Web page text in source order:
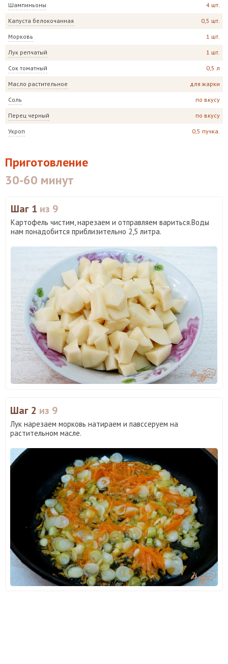
Шампиньоны 4 шт.
Капуста белокочанная 0,5 шт.
Морковь 1 шт.
Лук репчатый 1 шт.
Сок томатный 0,5 л
Масло растительное для жарки
Соль по вкусу
Перец черный по вкусу
Укроп 0,5 пучка.
Приготовление
30-60 минут
Шаг 1 из 9
Картофель чистим, нарезаем и отправляем вариться.Воды
нам понадобится приблизительно 2,5 литра.
Шаг 2 из 9
Лук нарезаем морковь натираем и павссеруем на
растительном масле.